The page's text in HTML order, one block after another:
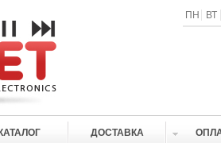
ПН ВТ
КАТАЛОГ ДОСТАВКА